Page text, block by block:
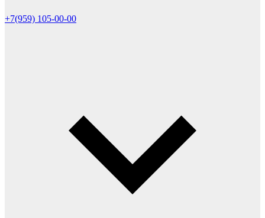
+7(959) 105-00-00